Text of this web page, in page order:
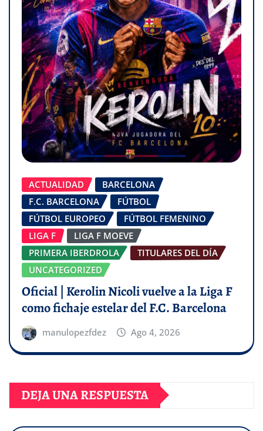
ACTUALIDAD
BARCELONA
F.C. BARCELONA
FÚTBOL
FÚTBOL EUROPEO
FÚTBOL FEMENINO
LIGA F
LIGA F MOEVE
PRIMERA IBERDROLA
TITULARES DEL DÍA
UNCATEGORIZED
Oficial | Kerolin Nicoli vuelve a la Liga F
como fichaje estelar del F.C. Barcelona
manulopezfdez Ago 4, 2026
DEJA UNA RESPUESTA